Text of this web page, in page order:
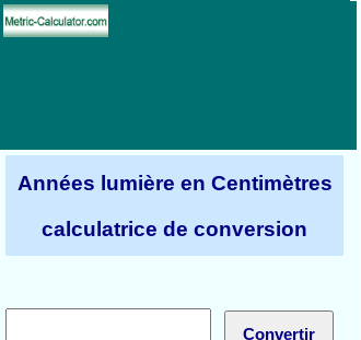
Années lumière en Centimètres
calculatrice de conversion